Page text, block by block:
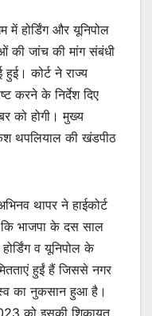
में होर्डिंग और यूनिपोल
की जांच की मांग संबंधी
हुई। कोर्ट ने राज्य
करने के निर्देश दिए
को होगी। मुख्य
थपलियाल की खंडपीठ
थापर ने हाईकोर्ट
कि भाजपा के दस साल
व यूनिपोल के
हुईं हैं जिससे नगर
का नुकसान हुआ है।
को इसकी शिकायत